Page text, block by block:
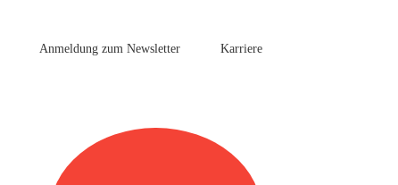
Anmeldung zum Newsletter Karriere